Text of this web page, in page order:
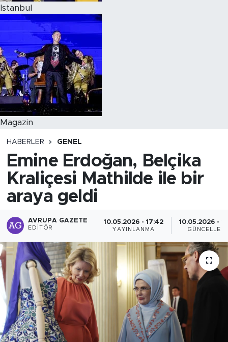
Istanbul
Magazin
HABERLER GENEL
Emine Erdoğan, Belçika
Kraliçesi Mathilde ile bir
araya geldi
AVRUPA GAZETE
EDITÖR
10.05.2026 - 17:42
YAYINLANMA
10.05.2026 -